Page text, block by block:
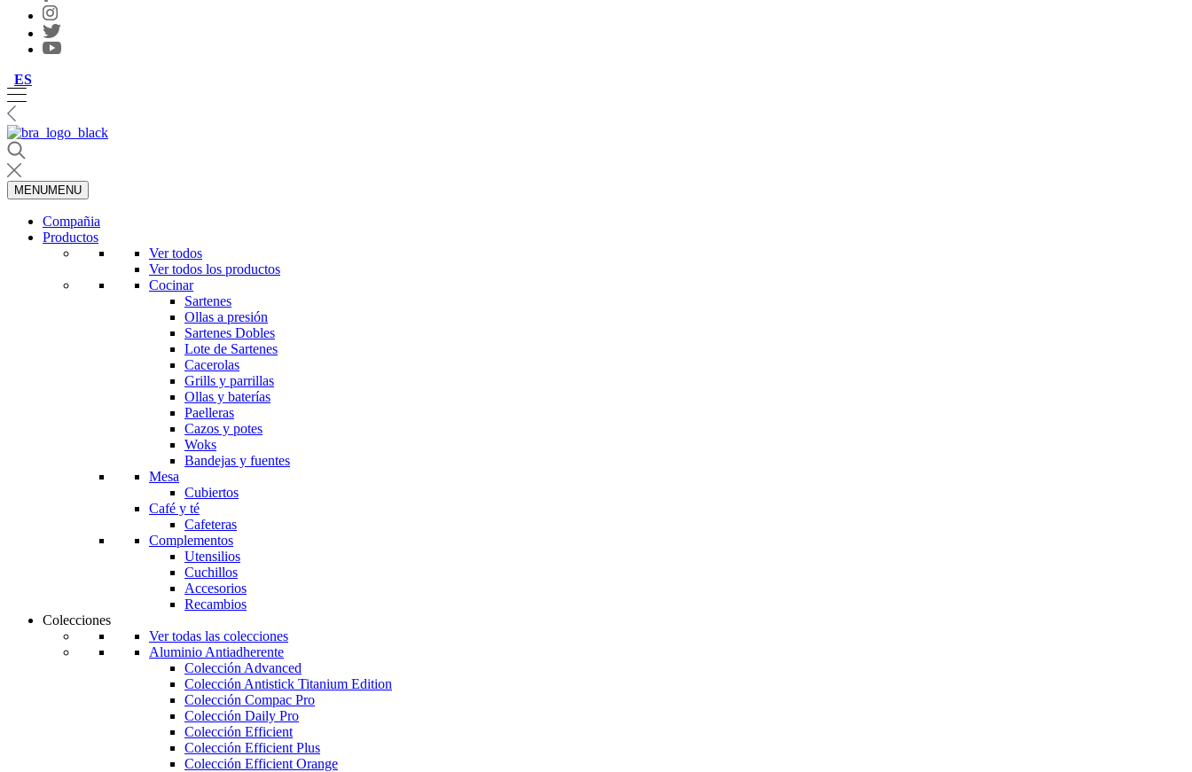
ES
MENUMENU
Compañia
Productos
Ver todos
Ver todos los productos
Cocinar
Sartenes
Ollas a presión
Sartenes Dobles
Lote de Sartenes
Cacerolas
Grills y parrillas
Ollas y baterías
Paelleras
Cazos y potes
Woks
Bandejas y fuentes
Mesa
Cubiertos
Café y té
Cafeteras
Complementos
Utensilios
Cuchillos
Accesorios
Recambios
Colecciones
Ver todas las colecciones
Aluminio Antiadherente
Colección Advanced
Colección Antistick Titanium Edition
Colección Compac Pro
Colección Daily Pro
Colección Efficient
Colección Efficient Plus
Colección Efficient Orange